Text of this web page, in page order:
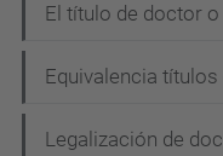
El título de doctor
Equivalencia
Legalización de